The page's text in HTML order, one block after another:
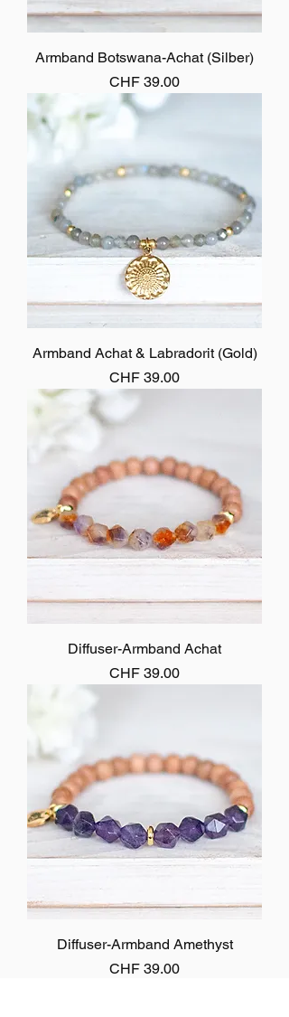
Armband Botswana-Achat (Silber)
Preis
CHF 39.00
Armband Achat & Labradorit (Gold)
Preis
CHF 39.00
Diffuser-Armband Achat
Preis
CHF 39.00
Diffuser-Armband Amethyst
Preis
CHF 39.00